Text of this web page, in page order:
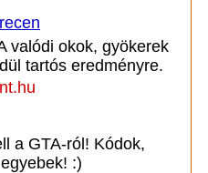
valódi okok, gyökerek
tartós eredményre.
a GTA-ról! Kódok,
:)